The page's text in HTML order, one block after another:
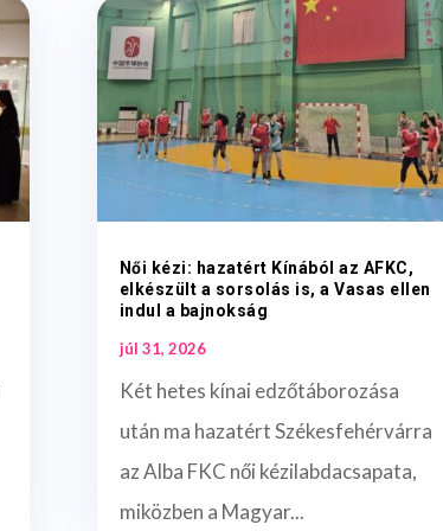
Női kézi: hazatért Kínából az AFKC,
elkészült a sorsolás is, a Vasas ellen
indul a bajnokság
júl 31, 2026
Két hetes kínai edzőtáborozása
után ma hazatért Székesfehérvárra
az Alba FKC női kézilabdacsapata,
miközben a Magyar...